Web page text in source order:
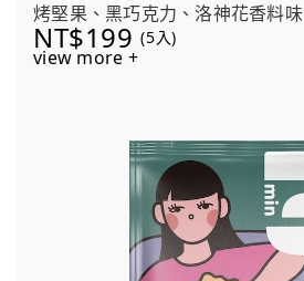
烤堅果、黑巧克力、洛神花香料味
NT$199 (5入)
view more +